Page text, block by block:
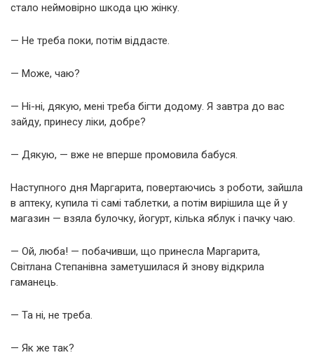
стало неймовірно шкода цю жінку.
— Не треба поки, потім віддасте.
— Може, чаю?
— Ні-ні, дякую, мені треба бігти додому. Я завтра до вас
зайду, принесу ліки, добре?
— Дякую, — вже не вперше промовила бабуся.
Наступного дня Маргарита, повертаючись з роботи, зайшла
в аптеку, купила ті самі таблетки, а потім вирішила ще й у
магазин — взяла булочку, йогурт, кілька яблук і пачку чаю.
— Ой, люба! — побачивши, що принесла Маргарита,
Світлана Степанівна заметушилася й знову відкрила
гаманець.
— Та ні, не треба.
— Як же так?